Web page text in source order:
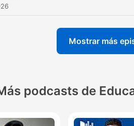
Mostrar más
podcasts de